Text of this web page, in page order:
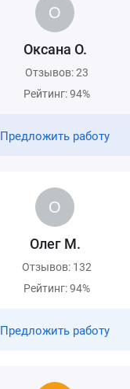
Оксана О.
Отзывов: 23
Рейтинг: 94%
Предложить работу
Олег М.
Отзывов: 132
Рейтинг: 94%
Предложить работу